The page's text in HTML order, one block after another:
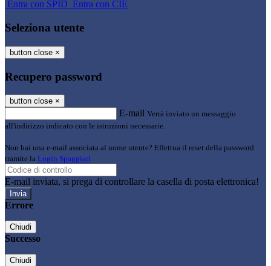
Entra con SPID Entra con CIE
Seleziona utente
button close ×
Recupero password
button close ×
E-mail Verrà inviato un messaggio
all'indirizzo indicato con le istruzioni necessarie.
Non hai una e-mail associata al nome utente? Effettua il reset della password
tramite la Login Spaggiari
E-mail inviata, si prega di controllare la casella di posta elettronica!
Errore
Chiudi
Successo
Chiudi